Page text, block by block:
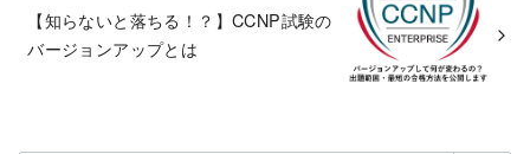
【知らないと落ちる！？】CCNP試験の
バージョンアップとは